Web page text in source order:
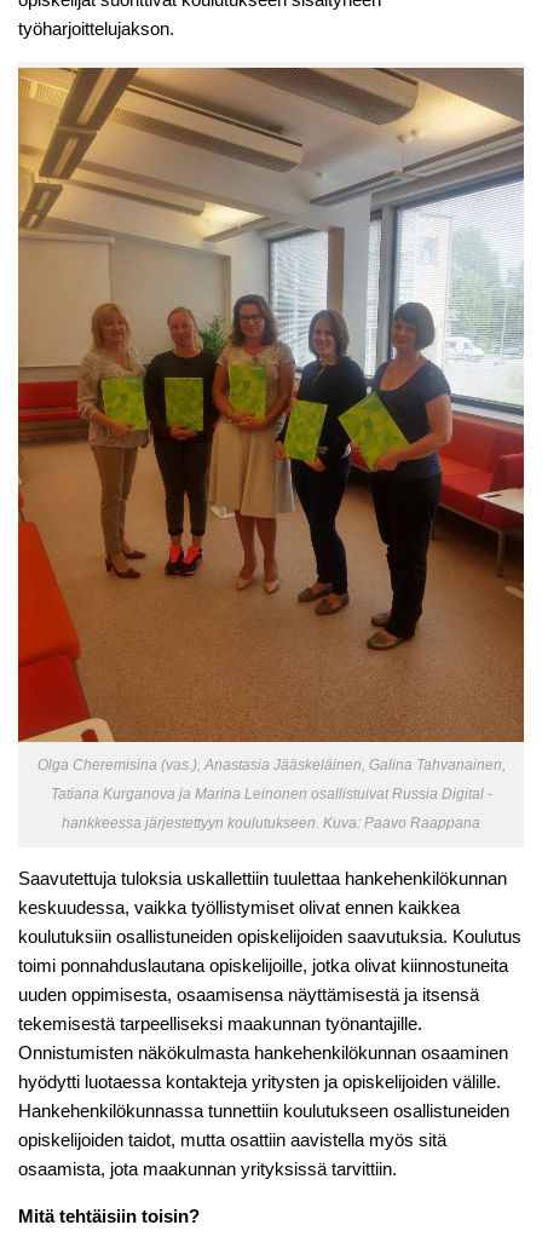
työharjoittelujakson.
Olga Cheremisina (vas.), Anastasia Jääskeläinen, Galina Tahvanainen,
Tatiana Kurganova ja Marina Leinonen osallistuivat Russia Digital -
hankkeessa järjestettyyn koulutukseen. Kuva: Paavo Raappana
Saavutettuja tuloksia uskallettiin tuulettaa hankehenkilökunnan
keskuudessa, vaikka työllistymiset olivat ennen kaikkea
koulutuksiin osallistuneiden opiskelijoiden saavutuksia. Koulutus
toimi ponnahduslautana opiskelijoille, jotka olivat kiinnostuneita
uuden oppimisesta, osaamisensa näyttämisestä ja itsensä
tekemisestä tarpeelliseksi maakunnan työnantajille.
Onnistumisten näkökulmasta hankehenkilökunnan osaaminen
hyödytti luotaessa kontakteja yritysten ja opiskelijoiden välille.
Hankehenkilökunnassa tunnettiin koulutukseen osallistuneiden
opiskelijoiden taidot, mutta osattiin aavistella myös sitä
osaamista, jota maakunnan yrityksissä tarvittiin.
Mitä tehtäisiin toisin?